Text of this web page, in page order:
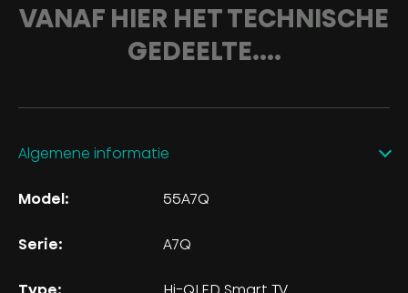
VANAF HIER HET TECHNISCHE
GEDEELTE....
Algemene informatie
Model: 55A7Q
Serie: A7Q